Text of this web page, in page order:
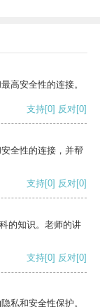
高安全性的连接。
支持[0] 反对[0]
全性的连接，并帮
支持[0] 反对[0]
的知识。老师的讲
支持[0] 反对[0]
私和安全性保护。